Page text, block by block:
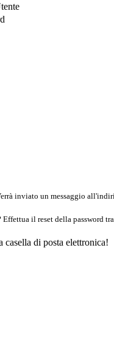
inviato un messaggio
il reset della password
di posta elettronica!